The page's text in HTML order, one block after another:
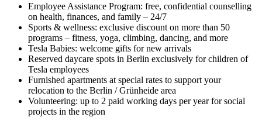
Employee Assistance Program: free, confidential counselling
on health, finances, and family – 24/7
Sports & wellness: exclusive discount on more than 50
programs – fitness, yoga, climbing, dancing, and more
Tesla Babies: welcome gifts for new arrivals
Reserved daycare spots in Berlin exclusively for children of
Tesla employees
Furnished apartments at special rates to support your
relocation to the Berlin / Grünheide area
Volunteering: up to 2 paid working days per year for social
projects in the region